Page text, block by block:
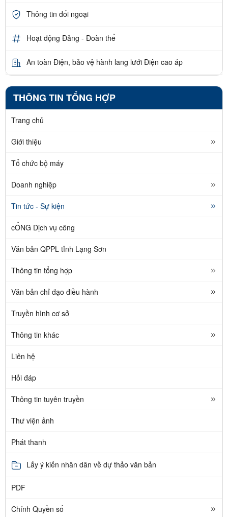
Thông tin đối ngoại
Hoạt động Đảng - Đoàn thể
An toàn Điện, bảo vệ hành lang lưới Điện cao áp
THÔNG TIN TỔNG HỢP
Trang chủ
Giới thiệu
Tổ chức bộ máy
Doanh nghiệp
Tin tức - Sự kiện
cỔNG Dịch vụ công
Văn bản QPPL tỉnh Lạng Sơn
Thông tin tổng hợp
Văn bản chỉ đạo điều hành
Truyền hình cơ sở
Thông tin khác
Liên hệ
Hỏi đáp
Thông tin tuyên truyền
Thư viện ảnh
Phát thanh
Lấy ý kiến nhân dân về dự thảo văn bản
PDF
Chính Quyền số